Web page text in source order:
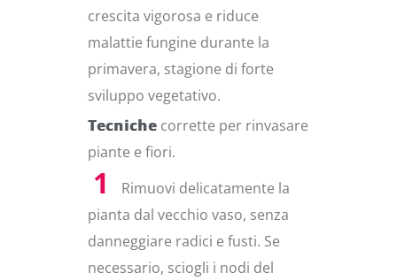
crescita vigorosa e riduce
malattie fungine durante la
primavera, stagione di forte
sviluppo vegetativo.
Tecniche corrette per rinvasare
piante e fiori.
Rimuovi delicatamente la
pianta dal vecchio vaso, senza
danneggiare radici e fusti. Se
necessario, sciogli i nodi del